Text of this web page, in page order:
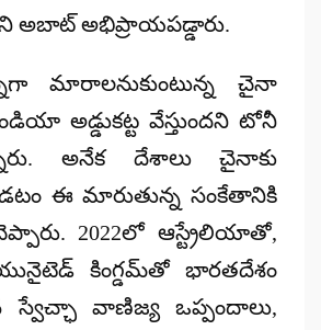
అబాట్ అభిప్రాయపడ్డారు.
మారాలనుకుంటున్నచైనా
అడ్డుకట్ట వేస్తుందని టోనీ
అనేక దేశాలు చైనాకు
ఈ మారుతున్న సంకేతానికి
2022లో ఆస్ట్రేలియాతో,
కింగ్డమ్​తోభారతదేశం
స్వేచ్ఛా వాణిజ్య ఒప్పందాలు,